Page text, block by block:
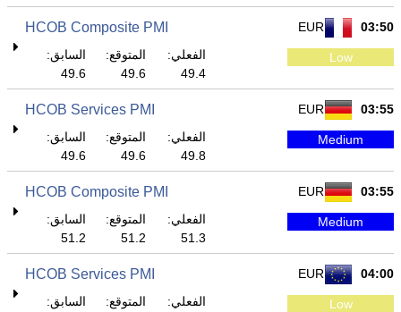
03:50
EUR
HCOB Composite PMI
Low
الفعلي:
49.4
المتوقع:
49.6
السابق:
49.6
03:55
EUR
HCOB Services PMI
Medium
الفعلي:
49.8
المتوقع:
49.6
السابق:
49.6
03:55
EUR
HCOB Composite PMI
Medium
الفعلي:
51.3
المتوقع:
51.2
السابق:
51.2
04:00
EUR
HCOB Services PMI
Low
الفعلي:
المتوقع:
السابق: